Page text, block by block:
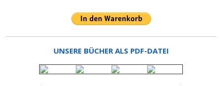
UNSERE BÜCHER ALS PDF-DATEI